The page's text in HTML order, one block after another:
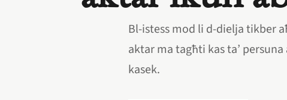
Bl‑istess mod li d‑dielja tikber
aktar ma tagħti kas ta’
kasek.